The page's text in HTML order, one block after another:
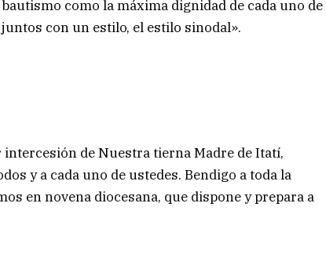
como la máxima dignidad de cada uno de
con un estilo, el estilo sinodal».
de Nuestra tierna Madre de Itatí,
y a cada uno de ustedes. Bendigo a toda la
en novena diocesana, que dispone y prepara a